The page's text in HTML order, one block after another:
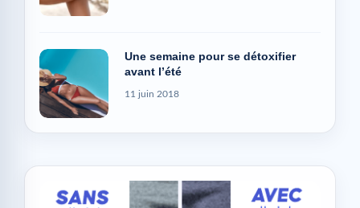
Une semaine pour se détoxifier
avant l’été
11 juin 2018